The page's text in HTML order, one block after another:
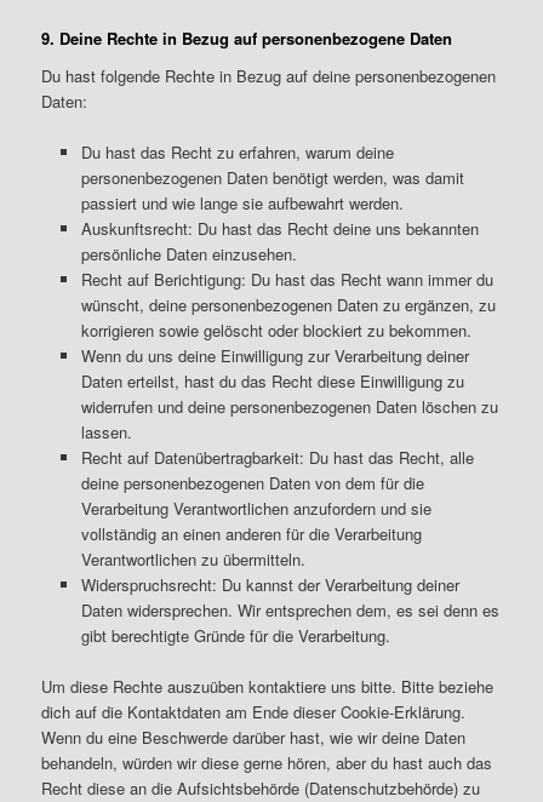
9. Deine Rechte in Bezug auf personenbezogene Daten
Du hast folgende Rechte in Bezug auf deine personenbezogenen
Daten:
Du hast das Recht zu erfahren, warum deine
personenbezogenen Daten benötigt werden, was damit
passiert und wie lange sie aufbewahrt werden.
Auskunftsrecht: Du hast das Recht deine uns bekannten
persönliche Daten einzusehen.
Recht auf Berichtigung: Du hast das Recht wann immer du
wünscht, deine personenbezogenen Daten zu ergänzen, zu
korrigieren sowie gelöscht oder blockiert zu bekommen.
Wenn du uns deine Einwilligung zur Verarbeitung deiner
Daten erteilst, hast du das Recht diese Einwilligung zu
widerrufen und deine personenbezogenen Daten löschen zu
lassen.
Recht auf Datenübertragbarkeit: Du hast das Recht, alle
deine personenbezogenen Daten von dem für die
Verarbeitung Verantwortlichen anzufordern und sie
vollständig an einen anderen für die Verarbeitung
Verantwortlichen zu übermitteln.
Widerspruchsrecht: Du kannst der Verarbeitung deiner
Daten widersprechen. Wir entsprechen dem, es sei denn es
gibt berechtigte Gründe für die Verarbeitung.
Um diese Rechte auszuüben kontaktiere uns bitte. Bitte beziehe
dich auf die Kontaktdaten am Ende dieser Cookie-Erklärung.
Wenn du eine Beschwerde darüber hast, wie wir deine Daten
behandeln, würden wir diese gerne hören, aber du hast auch das
Recht diese an die Aufsichtsbehörde (Datenschutzbehörde) zu